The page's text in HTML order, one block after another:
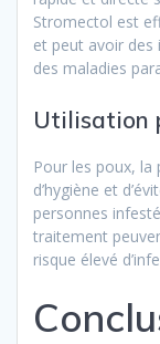
Stromectol est
et peut avoir des
des maladies
Utilisation
Pour les poux, la
d’hygiène et
personnes
traitement
risque élevé